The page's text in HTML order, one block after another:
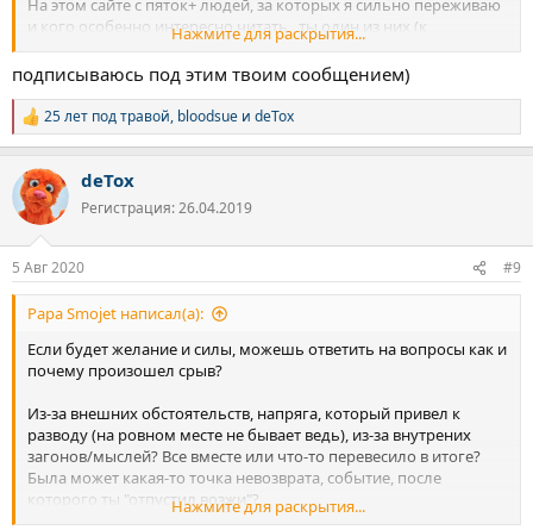
На этом сайте с пяток+ людей, за которых я сильно переживаю
и кого особенно интересно читать , ты один из них (к
остальным братьям/сестрам по несчастью тоже хорошо/
нормально отношусь, но есть "любимчики" че уж скрывать).
Нажмите для раскрытия...
подписываюсь под этим твоим сообщением)
Р
е
к
ц
и
25 лет под травой, bloodsue и deTox
deTox
Регистрация: 26.04.2019
5 Авг 2020 #9
Papa Smojet написал(а):
Если будет желание и силы, можешь ответить на вопросы как и
почему произошел срыв?
Из-за внешних обстоятельств, напряга, который привел к
разводу (на ровном месте не бывает ведь), из-за внутрених
загонов/мыслей? Все вместе или что-то перевесило в итоге?
Была может какая-то точка невозврата, событие, после
которого ты "отпустил возжи"?Нажмите для раскрытия...